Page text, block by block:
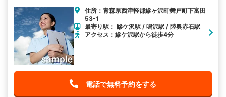
住所：青森県西津軽郡鰺ヶ沢町舞戸町下富田
53-1
最寄り駅： 鰺ケ沢駅 / 鳴沢駅 / 陸奥赤石駅
アクセス：鰺ケ沢駅から徒歩4分
電話で無料予約をする